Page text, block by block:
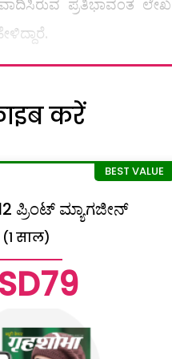
ಪ್ರತಿಭಾವಂತ
करें
ಪ್ರಿಂಟ್ ಮ್ಯಾಗಜೀನ್
(1 साल)